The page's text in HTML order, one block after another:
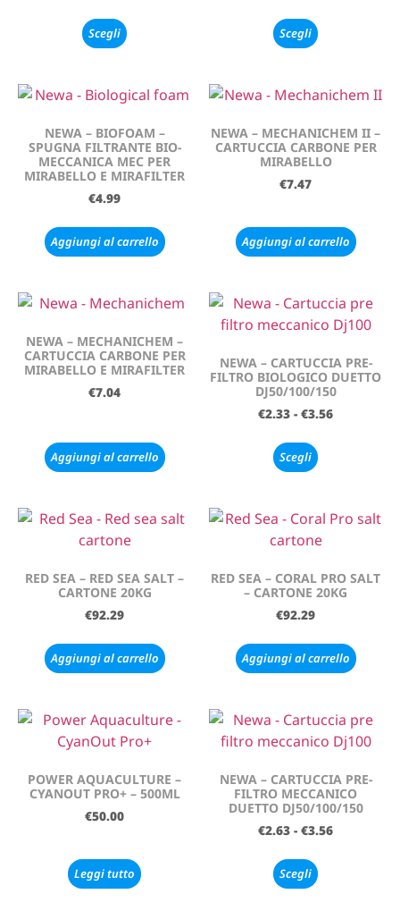
Scegli Scegli
NEWA – BIOFOAM –
SPUGNA FILTRANTE BIO-
MECCANICA MEC PER
MIRABELLO E MIRAFILTER
€4.99
Aggiungi al carrello
NEWA – MECHANICHEM II –
CARTUCCIA CARBONE PER
MIRABELLO
€7.47
Aggiungi al carrello
NEWA – MECHANICHEM –
CARTUCCIA CARBONE PER
MIRABELLO E MIRAFILTER
€7.04
Aggiungi al carrello
NEWA – CARTUCCIA PRE-
FILTRO BIOLOGICO DUETTO
DJ50/100/150
€2.33 - €3.56
Scegli
RED SEA – RED SEA SALT –
CARTONE 20KG
€92.29
Aggiungi al carrello
RED SEA – CORAL PRO SALT
– CARTONE 20KG
€92.29
Aggiungi al carrello
POWER AQUACULTURE –
CYANOUT PRO+ – 500ML
€50.00
Leggi tutto
NEWA – CARTUCCIA PRE-
FILTRO MECCANICO
DUETTO DJ50/100/150
€2.63 - €3.56
Scegli